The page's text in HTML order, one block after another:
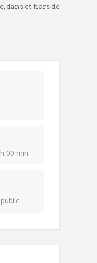
dans et hors de
00 min